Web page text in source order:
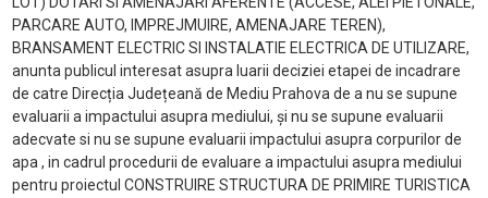
PARCARE AUTO, IMPREJMUIRE, AMENAJARE TEREN),
BRANSAMENT ELECTRIC SI INSTALATIE ELECTRICA DE UTILIZARE,
anunta publicul interesat asupra luarii deciziei etapei de incadrare
de catre Direcția Județeană de Mediu Prahova de a nu se supune
evaluarii a impactului asupra mediului, și nu se supune evaluarii
adecvate si nu se supune evaluarii impactului asupra corpurilor de
apa , in cadrul procedurii de evaluare a impactului asupra mediului
pentru proiectul CONSTRUIRE STRUCTURA DE PRIMIRE TURISTICA